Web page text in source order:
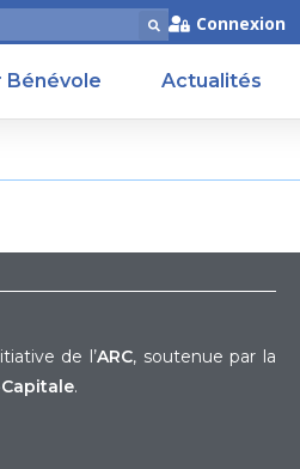
Connexion
Bénévole Actualités
de l’ARC, soutenue par la
.